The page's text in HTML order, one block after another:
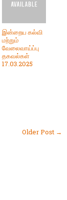
இன்றைய கல்வி
மற்றும்
வேலைவாய்ப்பு
தகவல்கள்
17.03.2025
Older Post →